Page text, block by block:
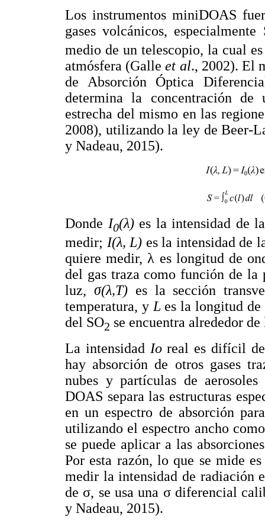
Los instrumentos miniDOAS
gases volcánicos, especialmente
medio de un telescopio, la cual
atmósfera (Galleet al., 2002). El
de Absorción Óptica
determina la concentración
estrecha del mismo en las
2008), utilizando la ley de Beer-
y Nadeau, 2015).
Donde I0(λ)es la intensidad de
medir; I(λ, L) es la intensidad de
quiere medir, λ es longitud de
del gas traza como función de
luz, σ(λ,T)es la sección
temperatura, y Les la longitud de
del SO2 se encuentra alrededor
La intensidad Ioreal es difícil de
hay absorción de otros gases
nubes y partículas de
DOAS separa las estructuras
en un espectro de absorción
utilizando el espectro ancho
se puede aplicar a las
Por esta razón, lo que se mide
medir la intensidad de radiación
de σ, se usa una σ diferencial
y Nadeau, 2015).